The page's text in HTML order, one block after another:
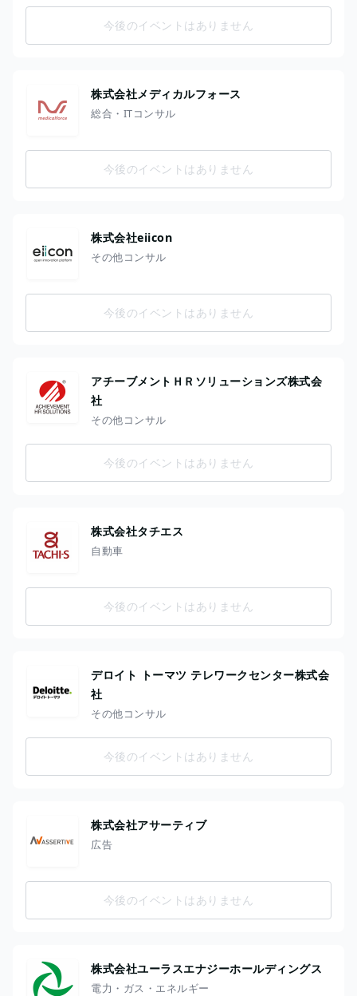
今後のイベントはありません
株式会社メディカルフォース
総合・ITコンサル
今後のイベントはありません
株式会社eiicon
その他コンサル
今後のイベントはありません
アチーブメントＨＲソリューションズ株式会
社
その他コンサル
今後のイベントはありません
株式会社タチエス
自動車
今後のイベントはありません
デロイト トーマツ テレワークセンター株式会
社
その他コンサル
今後のイベントはありません
株式会社アサーティブ
広告
今後のイベントはありません
株式会社ユーラスエナジーホールディングス
電力・ガス・エネルギー